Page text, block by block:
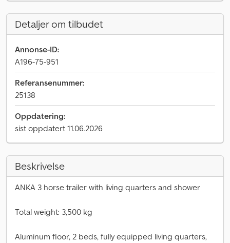
Detaljer om tilbudet
Annonse-ID:
A196-75-951
Referansenummer:
25138
Oppdatering:
sist oppdatert 11.06.2026
Beskrivelse
ANKA 3 horse trailer with living quarters and shower
Total weight: 3,500 kg
Aluminum floor, 2 beds, fully equipped living quarters,